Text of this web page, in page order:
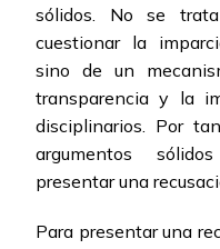
sólidos. No se
cuestionar la
sino de un
transparencia y la
disciplinarios. Por
argumentos
presentar una
Para presentar una